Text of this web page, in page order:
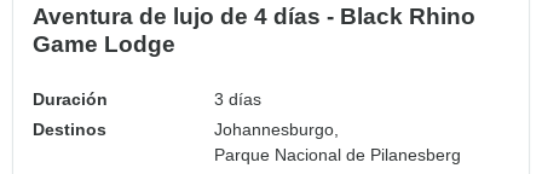
Aventura de lujo de 4 días - Black Rhino
Game Lodge
Duración
3 días
Destinos
Johannesburgo,
Parque Nacional de Pilanesberg